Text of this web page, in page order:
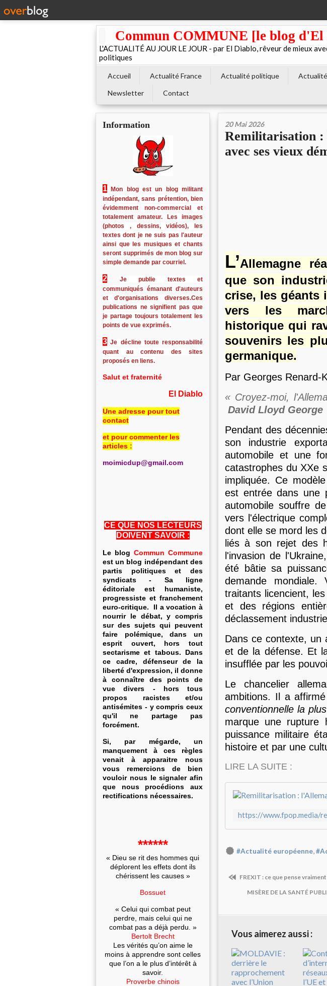
Commun COMMUNE [le blog
L'ACTUALITÉ AU JOUR LE JOUR - par El Diablo, rêveur de mieux
politiques
Accueil Actualité France Actualité politique
Newsletter
Contact
Information
1
Mon blog est un blog militant
indépendant, sans prétention, bien
évidemment non-commercial et
totalement amateur. Les images
(photos , dessins, vidéos), les
textes dont je ne suis pas l'auteur
ainsi que les musiques et chants
seront supprimés de mon blog sur
simple demande par courriel.
2
Je publie textes et
communiqués émanant d'auteurs
et d'organisations diverses.Ces
publications ne signifient pas que
je partage toujours totalement les
points de vue exprimés.
3 Je décline toute responsabilité
quant au contenu des sites
proposés en liens.
Salut et fraternité
El Diablo
Une adresse pour tout
contact
et pour commenter les
articles :
moimicdup@gmail.com
CE QUE NOS LECTEURS
DOIVENT SAVOIR :
Le blog Commun Commune
est un blog indépendant des
partis politiques et des
syndicats - Sa ligne
éditoriale est humaniste,
progressiste et franchement
euro-critique. Il a vocation à
nourrir le débat, y compris
sur des sujets qui peuvent
faire polémique, dans un
esprit ouvert, hors tout
sectarisme et tabous. Dans
ce cadre, défenseur de la
liberté d'expression, il donne
à connaître des points de
vue divers - hors tous
propos racistes et/ou
antisémites - y compris ceux
qu'il ne partage pas
forcément.
Si, par mégarde, un
manquement à ces règles
venait à apparaitre nous
vous remercions de bien
vouloir nous le signaler afin
que nous procédions aux
rectifications nécessaires.
******
« Dieu se rit des hommes qui
déplorent les effets dont ils
chérissent les causes »
Bossuet
« Celui qui combat peut
perdre, mais celui qui ne
combat pas a déjà perdu. »
Bertolt Brecht
Les vérités qu’on aime le
moins à apprendre sont celles
que l’on a le plus d’intérêt à
savoir.
Proverbe chinois
20 Mai 2026
Remilitarisation
avec ses vieux
L’Allemagne
que son
crise, les géants
vers les
historique qui
souvenirs les
germanique.
Par Georges Renard-
« Croyez-moi,
David Lloyd George
Pendant des
son industrie
automobile et une
catastrophes du XXe
impliquée. Ce
est entrée dans une
automobile souffre
vers l'électrique
dont elle se mord les
liés à son rejet des
l'invasion de
été bâtie sa
demande
traitants licencient,
et des régions
déclassement
Dans ce contexte, un
et de la défense. Et
insufflée par les
Le chancelier
ambitions. Il a
conventionnelle la
marque une rupture
puissance militaire
histoire et par une
LIRE LA SUITE :
#Actualité européenne,
FREXIT : ce que pense
MISÈRE DE LA SANTÉ
Vous aimerez aussi :